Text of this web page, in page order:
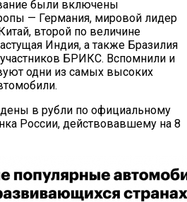
были включены
— Германия, мировой лидер
второй по величине
Индия, а также Бразилия
БРИКС. Вспомнили и
одни из самых высоких
в рубли по официальному
России, действовавшему на 8